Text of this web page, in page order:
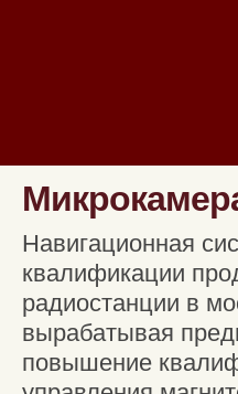
Навигационная
квалификации
радиостанции в
вырабатывая
повышение